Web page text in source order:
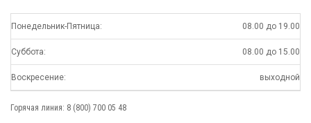
Понедельник-Пятница: 08.00 до 19.00
Суббота: 08.00 до 15.00
Воскресение: выходной
Горячая линия: 8 (800) 700 05 48